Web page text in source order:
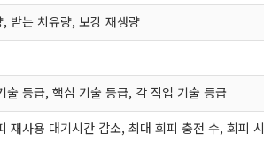
받는 치유량, 보강 재생량
술 등급, 핵심 기술 등급, 각 직업 기술 등급
재사용 대기시간 감소, 최대 회피 충전 수, 회피 시